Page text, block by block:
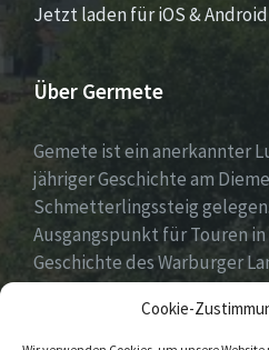
Cookie-
Jetzt laden für iOS & Android
Über Germete
Gemete ist ein anerkannter
jähriger Geschichte am
Schmetterlingssteig
Ausgangspunkt für Touren
Geschichte des Warburger
Diemeltal gibt es ein buntes
ehrenamtliches Engagement.